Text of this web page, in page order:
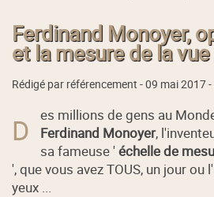
Ferdinand Monoyer,
et la mesure de la vue
Rédigé par référencement -09 mai 2017-
D
es millions de gens au
Ferdinand Monoyer,
sa fameuse 'échelle de
', que vous avez TOUS, un jour ou
yeux ...